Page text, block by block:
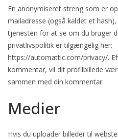
En anonymiseret streng som er
mailadresse (også kaldet et
tjenesten for at se om du bruger
privatlivspolitik er tilgængelig her:
https://automattic.com/privacy/.
kommentar, vil dit profilbillede
sammen med din kommentar.
Medier
Hvis du uploader billeder til